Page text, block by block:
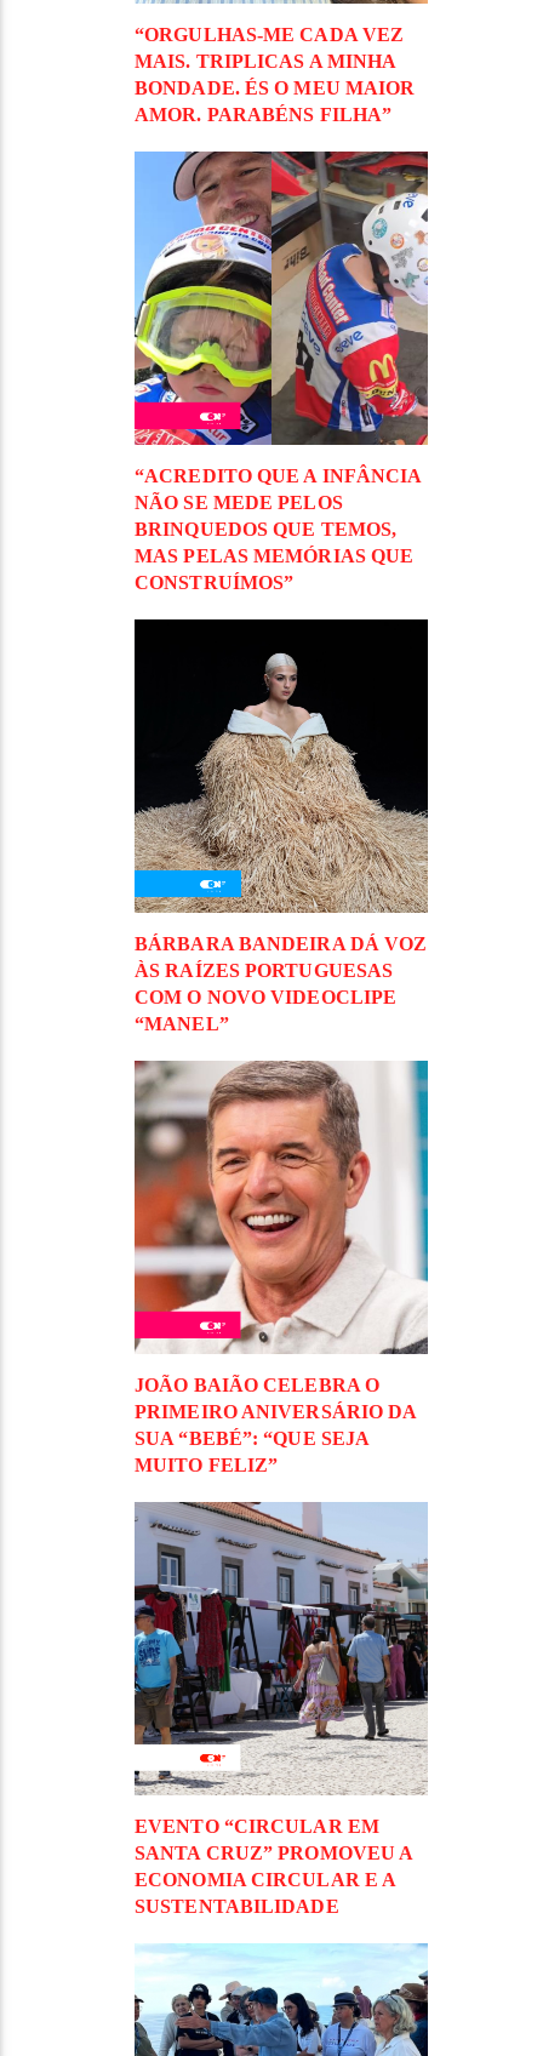
“ORGULHAS-ME CADA VEZ
MAIS. TRIPLICAS A MINHA
BONDADE. ÉS O MEU MAIOR
AMOR. PARABÉNS FILHA”
“ACREDITO QUE A INFÂNCIA
NÃO SE MEDE PELOS
BRINQUEDOS QUE TEMOS,
MAS PELAS MEMÓRIAS QUE
CONSTRUÍMOS”
BÁRBARA BANDEIRA DÁ VOZ
ÀS RAÍZES PORTUGUESAS
COM O NOVO VIDEOCLIPE
“MANEL”
JOÃO BAIÃO CELEBRA O
PRIMEIRO ANIVERSÁRIO DA
SUA “BEBÉ”: “QUE SEJA
MUITO FELIZ”
EVENTO “CIRCULAR EM
SANTA CRUZ” PROMOVEU A
ECONOMIA CIRCULAR E A
SUSTENTABILIDADE